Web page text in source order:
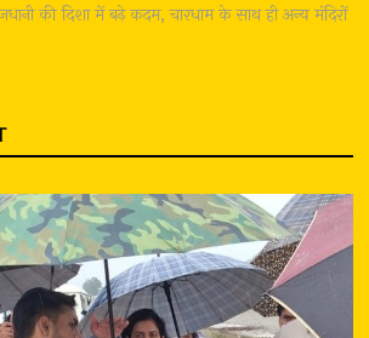
की दिशा में बढ़े कदम, चारधाम के साथ ही अन्य मंदिरों